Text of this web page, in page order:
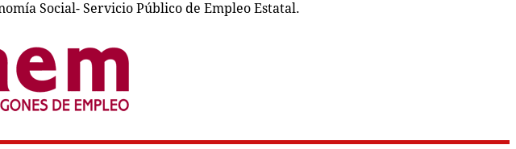
Social- Servicio Público de Empleo Estatal.